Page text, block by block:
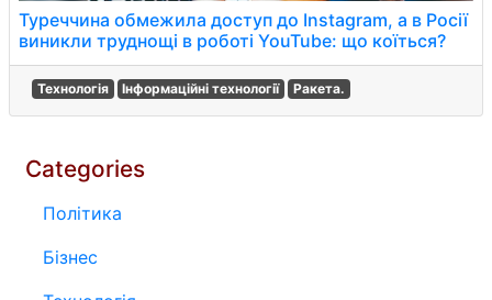
Туреччина обмежила доступ до Instagram, а в Росії
виникли труднощі в роботі YouTube: що коїться?
Технологія Інформаційні технології Ракета.
Categories
Політика
Бізнес